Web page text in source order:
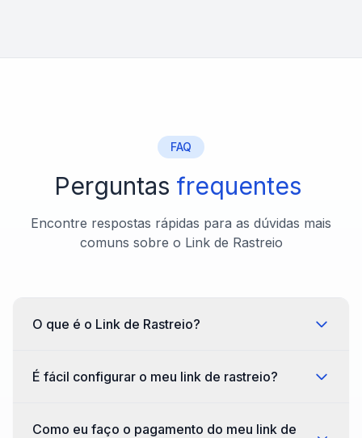
FAQ
Perguntas frequentes
Encontre respostas rápidas para as dúvidas mais
comuns sobre o Link de Rastreio
O que é o Link de Rastreio?
É fácil configurar o meu link de rastreio?
Como eu faço o pagamento do meu link de